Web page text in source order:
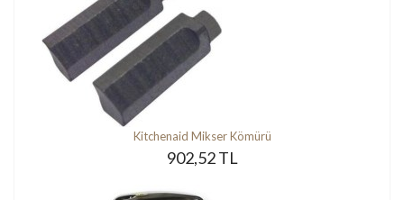
Kitchenaid Mikser Kömürü
902,52 TL